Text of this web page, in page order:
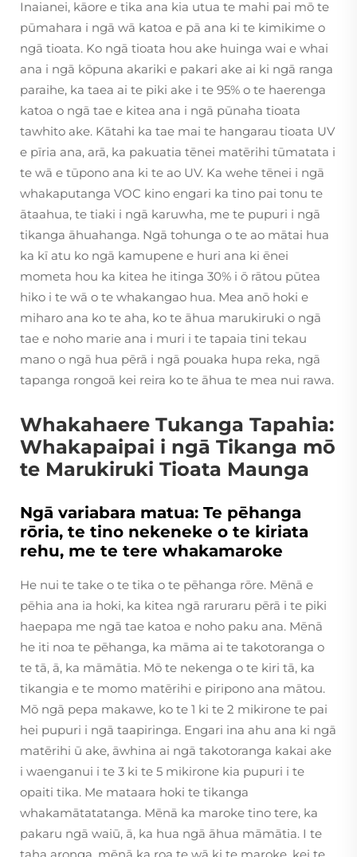
Inaianei, kāore e tika ana kia utua te mahi pai mō te
pūmahara i ngā wā katoa e pā ana ki te kimikime o
ngā tioata. Ko ngā tioata hou ake huinga wai e whai
ana i ngā kōpuna akariki e pakari ake ai ki ngā ranga
paraihe, ka taea ai te piki ake i te 95% o te haerenga
katoa o ngā tae e kitea ana i ngā pūnaha tioata
tawhito ake. Kātahi ka tae mai te hangarau tioata UV
e pīria ana, arā, ka pakuatia tēnei matērihi tūmatata i
te wā e tūpono ana ki te ao UV. Ka wehe tēnei i ngā
whakaputanga VOC kino engari ka tino pai tonu te
ātaahua, te tiaki i ngā karuwha, me te pupuri i ngā
tikanga āhuahanga. Ngā tohunga o te ao mātai hua
ka kī atu ko ngā kamupene e huri ana ki ēnei
mometa hou ka kitea he itinga 30% i ō rātou pūtea
hiko i te wā o te whakangao hua. Mea anō hoki e
miharo ana ko te aha, ko te āhua marukiruki o ngā
tae e noho marie ana i muri i te tapaia tini tekau
mano o ngā hua pērā i ngā pouaka hupa reka, ngā
tapanga rongoā kei reira ko te āhua te mea nui rawa.
Whakahaere Tukanga Tapahia:
Whakapaipai i ngā Tikanga mō
te Marukiruki Tioata Maunga
Ngā variabara matua: Te pēhanga
rōria, te tino nekeneke o te kiriata
rehu, me te tere whakamaroke
He nui te take o te tika o te pēhanga rōre. Mēnā e
pēhia ana ia hoki, ka kitea ngā raruraru pērā i te piki
haepapa me ngā tae katoa e noho paku ana. Mēnā
he iti noa te pēhanga, ka māma ai te takotoranga o
te tā, ā, ka māmātia. Mō te nekenga o te kiri tā, ka
tikangia e te momo matērihi e piripono ana mātou.
Mō ngā pepa makawe, ko te 1 ki te 2 mikirone te pai
hei pupuri i ngā taapiringa. Engari ina ahu ana ki ngā
matērihi ū ake, āwhina ai ngā takotoranga kakai ake
i waenganui i te 3 ki te 5 mikirone kia pupuri i te
opaiti tika. Me mataara hoki te tikanga
whakamātatatanga. Mēnā ka maroke tino tere, ka
pakaru ngā waiū, ā, ka hua ngā āhua māmātia. I te